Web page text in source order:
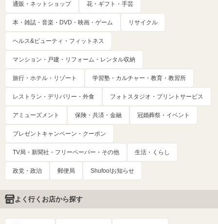
通販・ネットショップ 花・ギフト・手芸
本・雑誌・音楽・DVD・映画・ゲーム リサイクル
ヘルス&ビューティ・フィットネス
マンション・戸建・リフォーム・レンタル収納
旅行・ホテル・リゾート 学習塾・カルチャー・教育・教習所
レストラン・デリバリー・外食 フォトスタジオ・プリントサービス
アミューズメント 保険・共済・金融 冠婚葬祭・イベント
プレゼントキャンペーン・クーポン
TV局・新聞社・フリーペーパー・その他 生活・くらし
政党・政治 郵便局 Shufoo!お知らせ
よく行くお店から探す